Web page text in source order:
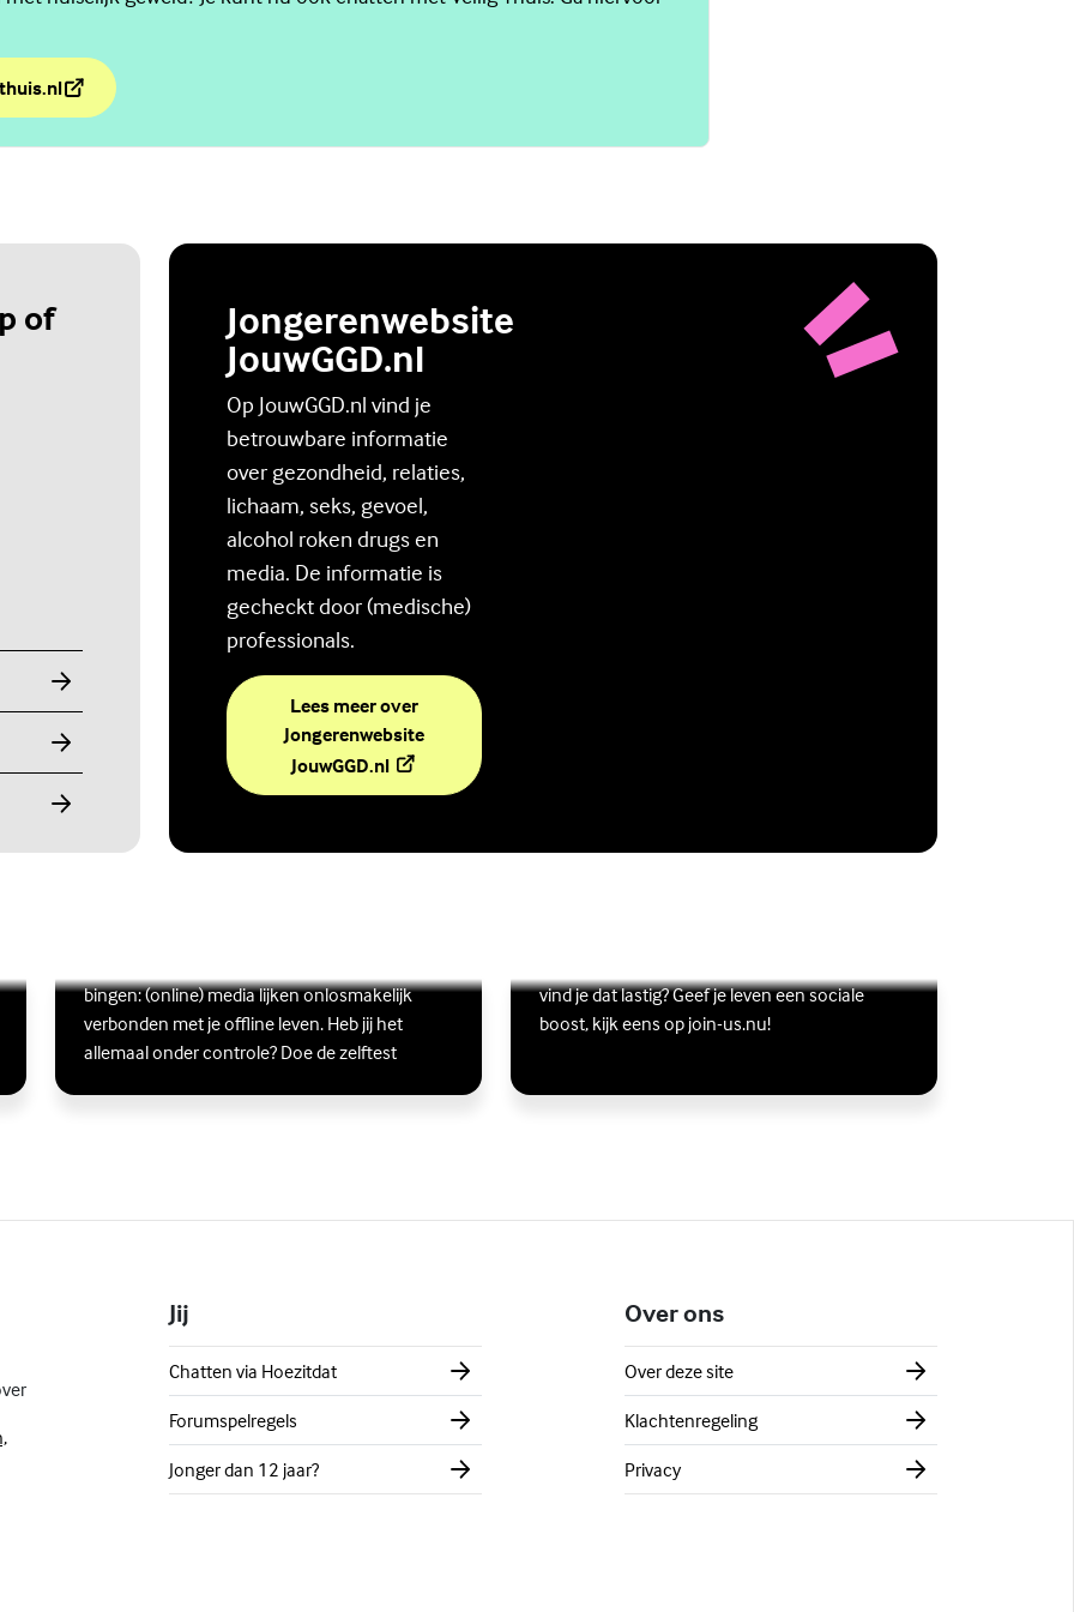
Thuis
of
Jongerenwebsite
JouwGGD.nl
Op JouwGGD.nl vind je
betrouwbare informatie
over gezondheid, relaties,
lichaam, seks, gevoel,
alcohol roken drugs en
media. De informatie is
gecheckt door (medische)
professionals.
Lees meer over
Jongerenwebsite
JouwGGD.nl(Externe link)
bingen: (online) media lijken onlosmakelijk
verbonden met je offline leven. Heb jij het
allemaal onder controle? Doe de zelftest
Lees meer over Ben jij digitaal in balans?
(Externe link)
vind je dat lastig? Geef je leven een sociale
boost, kijk eens op join-us.nu!
Lees meer over Vriendschap
(Externe link)
Jij
Chatten via Hoezitdat
Forumspelregels
Jonger dan 12 jaar?
Over ons
Over deze site
Klachtenregeling
Privacy